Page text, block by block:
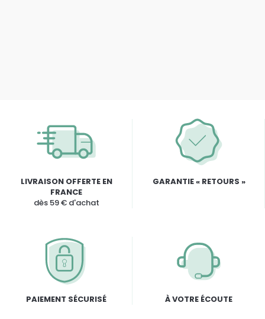
LIVRAISON OFFERTE EN
FRANCE
dès 59 € d'achat
GARANTIE « RETOURS »
PAIEMENT SÉCURISÉ À VOTRE ÉCOUTE